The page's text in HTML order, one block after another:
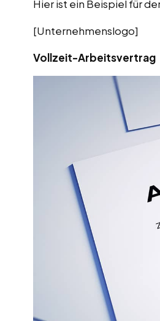
Hier ist ein Beispiel für
[Unternehmenslogo]
Vollzeit-Arbeitsvertrag